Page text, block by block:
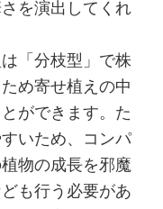
を演出してくれ
は「分枝型」で株
め寄せ植えの中
ができます。た
いため、コンパ
物の成長を邪魔
も行う必要があ